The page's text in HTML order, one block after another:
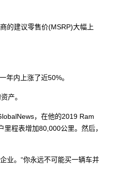
的建议零售价(MSRP)大幅上
年内上涨了近50%。
产。
，在他的2019 Ram
程表增加80,000公里。然后，
业。“你永远不可能买一辆车并